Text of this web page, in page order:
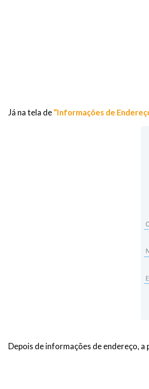
Já na tela de“Informações de
Depois de informações de endereço,